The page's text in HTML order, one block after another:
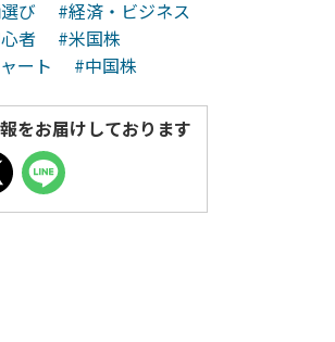
び
#経済・ビジネス
者
#米国株
ート #中国株
をお届けしております